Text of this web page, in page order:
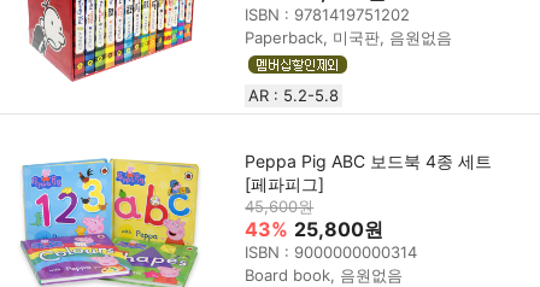
ISBN : 9781419751202
Paperback, 미국판, 음원없음
AR : 5.2-5.8
Peppa Pig ABC 보드북 4종 세트
[페파피그]
45,600원
43% 25,800원
ISBN : 9000000000314
Board book, 음원없음